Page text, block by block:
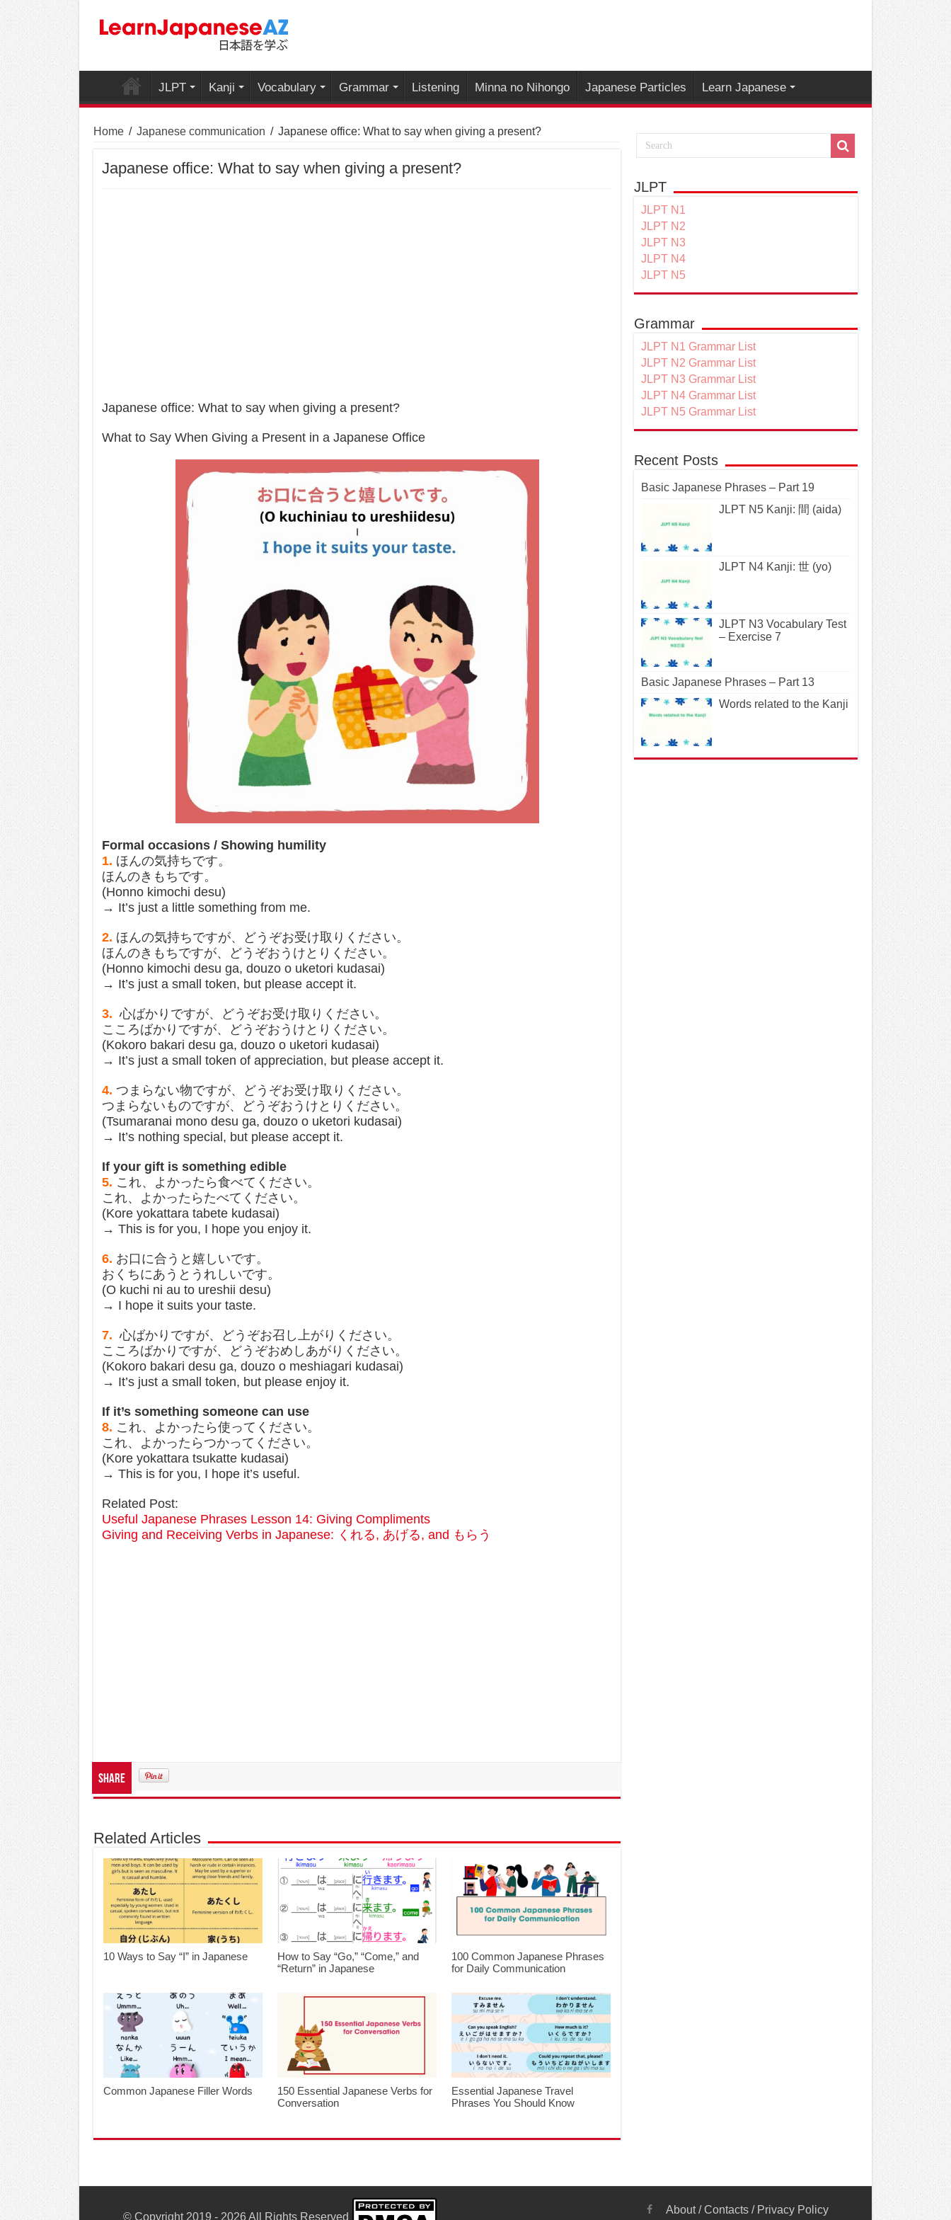
JLPT Kanji Vocabulary Grammar Listening Minna no Nihongo Japanese Particles Learn Japanese
Home / Japanese communication / Japanese office: What to say when giving a present?
Japanese office: What to say when giving a present?
Japanese office: What to say when giving a present?
What to Say When Giving a Present in a Japanese Office
Formal occasions / Showing humility
1. ほんの気持ちです。
ほんのきもちです。
(Honno kimochi desu)
→ It’s just a little something from me.
2. ほんの気持ちですが、どうぞお受け取りください。
ほんのきもちですが、どうぞおうけとりください。
(Honno kimochi desu ga, douzo o uketori kudasai)
→ It’s just a small token, but please accept it.
3. 心ばかりですが、どうぞお受け取りください。
こころばかりですが、どうぞおうけとりください。
(Kokoro bakari desu ga, douzo o uketori kudasai)
→ It’s just a small token of appreciation, but please accept it.
4. つまらない物ですが、どうぞお受け取りください。
つまらないものですが、どうぞおうけとりください。
(Tsumaranai mono desu ga, douzo o uketori kudasai)
→ It’s nothing special, but please accept it.
If your gift is something edible
5. これ、よかったら食べてください。
これ、よかったらたべてください。
(Kore yokattara tabete kudasai)
→ This is for you, I hope you enjoy it.
6. お口に合うと嬉しいです。
おくちにあうとうれしいです。
(O kuchi ni au to ureshii desu)
→ I hope it suits your taste.
7. 心ばかりですが、どうぞお召し上がりください。
こころばかりですが、どうぞおめしあがりください。
(Kokoro bakari desu ga, douzo o meshiagari kudasai)
→ It’s just a small token, but please enjoy it.
If it’s something someone can use
8. これ、よかったら使ってください。
これ、よかったらつかってください。
(Kore yokattara tsukatte kudasai)
→ This is for you, I hope it’s useful.
Related Post:
Useful Japanese Phrases Lesson 14: Giving Compliments
Giving and Receiving Verbs in Japanese: くれる, あげる, and もらう
Share
Related Articles
10 Ways to Say “I” in Japanese
How to Say “Go,” “Come,” and
“Return” in Japanese
100 Common Japanese Phrases
for Daily Communication
Common Japanese Filler Words
150 Essential Japanese Verbs for
Conversation
Essential Japanese Travel
Phrases You Should Know
JLPT
JLPT N1
JLPT N2
JLPT N3
JLPT N4
JLPT N5
Grammar
JLPT N1 Grammar List
JLPT N2 Grammar List
JLPT N3 Grammar List
JLPT N4 Grammar List
JLPT N5 Grammar List
Recent Posts
Basic Japanese Phrases – Part 19
JLPT N5 Kanji: 間 (aida)
JLPT N4 Kanji: 世 (yo)
JLPT N3 Vocabulary Test
– Exercise 7
Basic Japanese Phrases – Part 13
Words related to the Kanji
About/Contacts/ Privacy Policy
© Copyright 2019 - 2026 All Rights Reserved